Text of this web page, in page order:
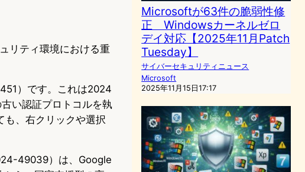
リティ環境における重
）です。これは2024
い認証プロトコルを執
も、右クリックや選択
49039）は、Google
Microsoftが63件の脆弱性修
正 Windowsカーネルゼロ
デイ対応【2025年11月Patch
Tuesday】
サイバーセキュリティニュース
Microsoft
2025年11月15日17:17